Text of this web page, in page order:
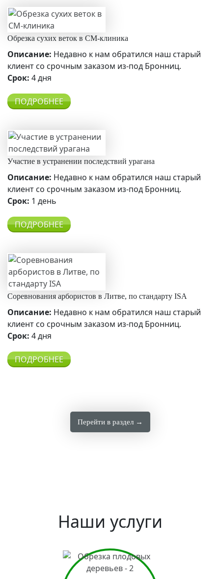
Обрезка сухих веток в СМ-клиника
Описание: Недавно к нам обратился наш старый
клиент со срочным заказом из-под Бронниц.
Срок: 4 дня
ПОДРОБНЕЕ
Участие в устранении последствий урагана
Описание: Недавно к нам обратился наш старый
клиент со срочным заказом из-под Бронниц.
Срок: 1 день
ПОДРОБНЕЕ
Соревнования арбористов в Литве, по стандарту ISA
Описание: Недавно к нам обратился наш старый
клиент со срочным заказом из-под Бронниц.
Срок: 4 дня
ПОДРОБНЕЕ
Перейти в раздел →
Наши услуги